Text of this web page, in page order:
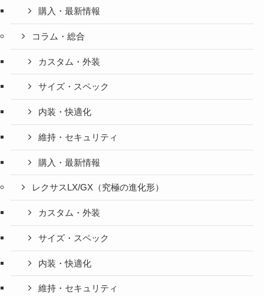
購入・最新情報
コラム・総合
カスタム・外装
サイズ・スペック
内装・快適化
維持・セキュリティ
購入・最新情報
レクサスLX/GX（究極の進化形）
カスタム・外装
サイズ・スペック
内装・快適化
維持・セキュリティ